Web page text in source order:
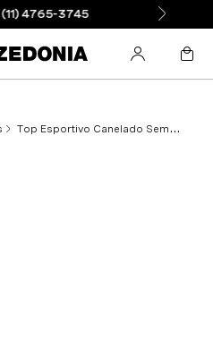
4765-3745
Top Esportivo Canelado Sem Costuras - Roxo